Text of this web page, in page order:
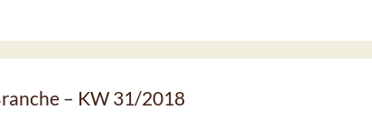
– KW 31/2018